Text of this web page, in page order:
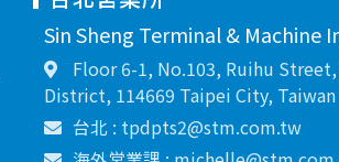
Sin Sheng Terminal & Machine
Floor 6-1, No.103, Ruihu
District, 114669 Taipei City, Taiwan
台北 : tpdpts2@stm.com.tw